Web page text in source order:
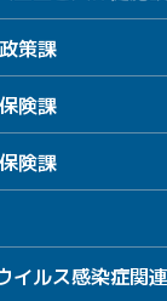
策課
険課
険課
イルス感染症関